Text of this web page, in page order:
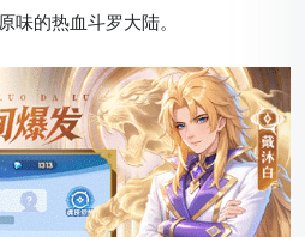
味的热血斗罗大陆。